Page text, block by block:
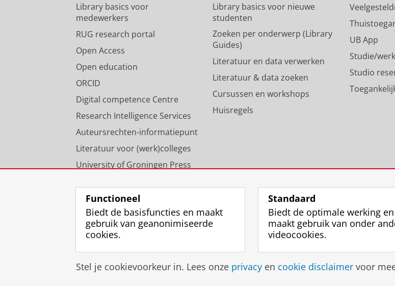
n
p
o
f
e
l
n
v
r
s
i
a
m
c
o
u
s
n
v
e
t
Library basics voor
medewerkers
RUG research portal
Open Access
Open education
ORCID
Digital competence Centre
Research Intelligence Services
Auteursrechten-informatiepunt
Literatuur voor (werk)colleges
University of Groningen Press
Library basics voor nieuwe
studenten
Zoeken per onderwerp (Library
Guides)
Literatuur en data verwerken
Literatuur & data zoeken
Cursussen en workshops
Huisregels
UB App
Studie/
Studio
Disclaimer & Copyright
Functioneel
Biedt de basisfuncties en maakt
gebruik van geanonimiseerde
cookies.
Standaard
Biedt de optimale werking en
maakt gebruik van onder
videocookies.
Stel je cookievoorkeur in. Lees onze privacy en cookie disclaimer voor